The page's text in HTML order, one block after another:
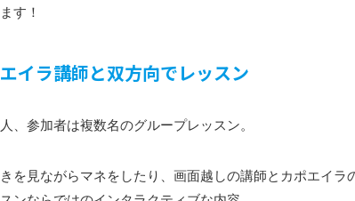
す！
イラ講師と双方向でレッスン
、参加者は複数名のグループレッスン。
を見ながらマネをしたり、画面越しの講師とカポエイラ